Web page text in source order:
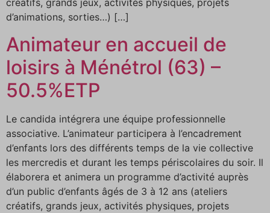
créatifs, grands jeux, activités physiques, projets
d’animations, sorties…) […]
Animateur en accueil de
loisirs à Ménétrol (63) –
50.5%ETP
Le candida intégrera une équipe professionnelle
associative. L’animateur participera à l’encadrement
d’enfants lors des différents temps de la vie collective
les mercredis et durant les temps périscolaires du soir. Il
élaborera et animera un programme d’activité auprès
d’un public d’enfants âgés de 3 à 12 ans (ateliers
créatifs, grands jeux, activités physiques, projets